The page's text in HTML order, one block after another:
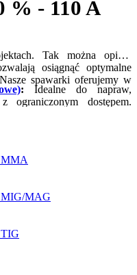
% - 110 A
Tak można opisać
osiągnąć optymalne
spawarki oferujemy w
: Idealne do napraw,
dostępem.
oraz czystsze spawy.
napraw konstrukcji
stalowymi.
umożliwia dokładną pracę
nierdzewnej, aluminium i
MMA
MIG/MAG
TIG